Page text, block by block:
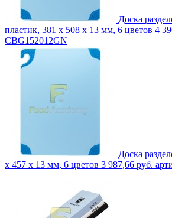
Доска
пластик, 381 x 508 x 13 мм, 6 цветов 4
CBG152012GN
Доска
x 457 x 13 мм, 6 цветов 3 987,66 руб.